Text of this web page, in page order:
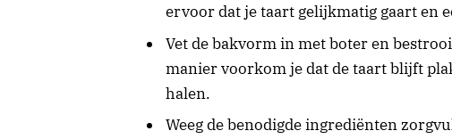
ervoor dat je taart gelijkmatig gaart en
Vet de bakvorm in met boter en
manier voorkom je dat de taart blijft
halen.
Weeg de benodigde ingrediënten